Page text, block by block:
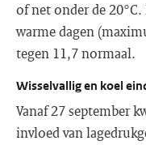
of net onder de
warme dagen
tegen 11,7 normaal.
Wisselvallig en koel
Vanaf 27 september
invloed van